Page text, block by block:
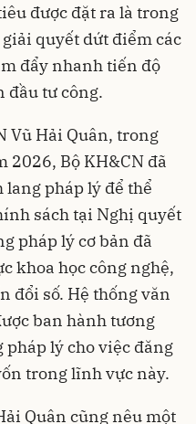
được đặt ra là trong
quyết dứt điểm các
đẩy nhanh tiến độ
đầu tư công.
Vũ Hải Quân, trong
2026, Bộ KH&CN đã
pháp lý để thể
sách tại Nghị quyết
pháp lý cơ bản đã
khoa học công nghệ,
đổi số. Hệ thống văn
ban hành tương
pháp lý cho việc đăng
trong lĩnh vực này.
Quân cũng nêu một